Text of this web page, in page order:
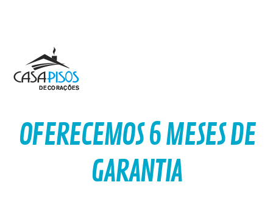
OFERECEMOS 6 MESES DE
GARANTIA